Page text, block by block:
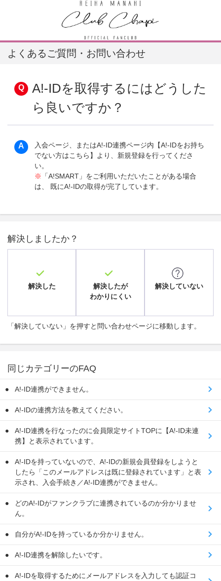
よくあるご質問・お問い合わせ
A!-IDを取得するにはどうした
ら良いですか？
入会ページ、またはA!-ID連携ページ内【A!-IDをお持ち
でない方はこちら】より、新規登録を行ってくださ
い。
※
「A!SMART」をご利用いただいたことがある場合
は、 既にA!-IDの取得が完了しています。
解決しましたか？
解決した
解決したが
わかりにくい
解決していない
「解決していない」を押すと問い合わせページに移動します。
同じカテゴリーのFAQ
A!-ID連携ができません。
A!-IDの連携方法を教えてください。
A!-ID連携を行なったのに会員限定サイトTOPに【A!-ID未連
携】と表示されています。
A!-IDを持っていないので、A!-IDの新規会員登録をしようと
したら「このメールアドレスは既に登録されています」と表
示され、入会手続き／A!-ID連携ができません。
どのA!-IDがファンクラブに連携されているのか分かりませ
ん。
自分がA!-IDを持っているか分かりません。
A!-ID連携を解除したいです。
A!-IDを取得するためにメールアドレスを入力しても認証コ